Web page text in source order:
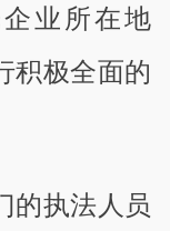
企业所在地
积极全面的
的执法人员